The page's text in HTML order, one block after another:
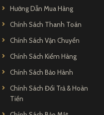
Hướng Dẫn Mua Hàng
Chính Sách Thanh Toán
Chính Sách Vận Chuyển
Chính Sách Kiểm Hàng
Chính Sách Bảo Hành
Chính Sách Đổi Trả & Hoàn
Tiền